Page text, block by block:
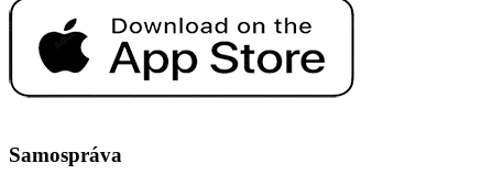
Samospráva